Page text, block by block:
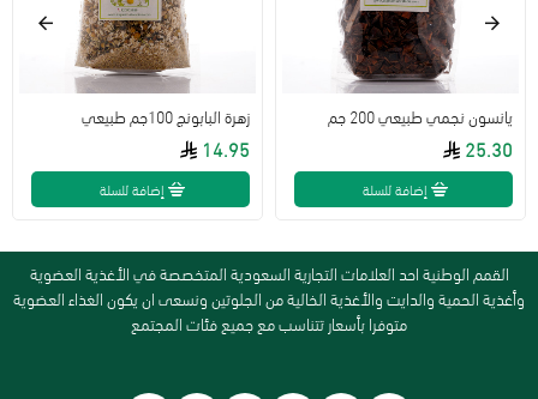
يانسون نجمي طبيعي 200 جم
25.30
إضافة للسلة
زهرة البابونج 100جم طبيعي
14.95
إضافة للسلة
القمم الوطنية احد العلامات التجارية السعودية المتخصصة في الأغذية العضوية
وأغذية الحمية والدايت والأغذية الخالية من الجلوتين ونسعى ان يكون الغذاء العضوية
متوفرا بأسعار تتناسب مع جميع فئات المجتمع